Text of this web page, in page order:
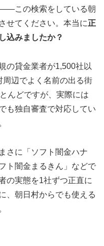
この検索をしている朝
せてください。本当に正
込みましたか？
の貸金業者が1,500社以
周辺でよく名前の出る街
んどですが、実際には
も独自審査で対応してい
さに「ソフト闇金ハナ
ト闇金まるきん」などで
の実態を1社ずつ正直に
、朝日村からでも使える